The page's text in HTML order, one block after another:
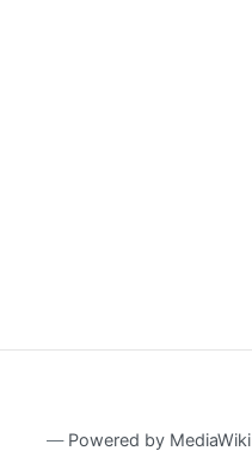
― Powered by MediaWiki